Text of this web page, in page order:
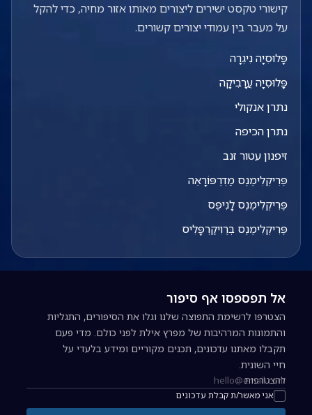
קישורי טקסט ישירים ליצורים מאותו אזור מחיה, כדי להקל
על מעבר בין עמודי יצורים קשורים.
פָּלוּסִיָה נִיגְרָה
פָּלוּסִיָה עֲרָבִיקָה
נתרן אנקולי
נתרן הכיפה
זיפנון עטור זנב
פֶּרִיקְלִימֶנֶס מַדְרֶפּוֹרָאֵה
פֶּרִיקְלִימֶנֶס לָנִיפֶּס
פֶּרִיקְלִימֶנֶס בְּרֶוִיקַרְפָּלִיס
אל תפספסו אף סיפור
הצטרפו לרשימת התפוצה שלנו וגלו את הסיפורים, התגליות
והתמונות המרהיבות של מפרץ אילת לפני כולם. מדי פעם
תקבלו מאתנו עדכונים, תכנים מקוריים ומידע בלעדי על
חיי השונית.
כתובת אימייל להרשמה לניוזלטר
אני מאשר/ת קבלת עדכונים
להצטרפות